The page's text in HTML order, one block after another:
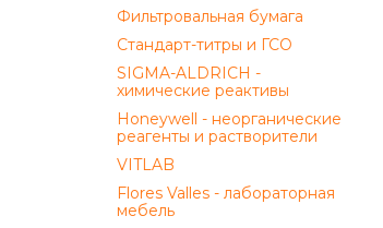
Фильтровальная бумага
Стандарт-титры и ГСО
SIGMA-ALDRICH -
химические реактивы
Honeywell - неорганические
реагенты и растворители
VITLAB
Flores Valles - лабораторная
мебель